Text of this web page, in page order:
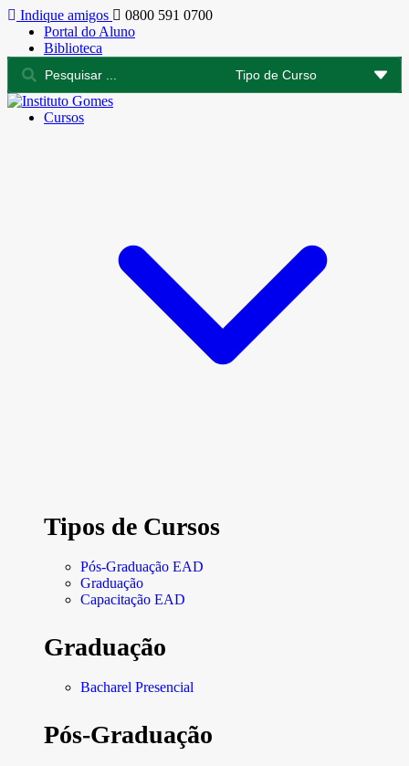
Indique amigos
0800 591 0700
Portal do Aluno
Biblioteca
Cursos
Tipos de Cursos
Pós-Graduação EAD
Graduação
Capacitação EAD
Graduação
Bacharel Presencial
Pós-Graduação